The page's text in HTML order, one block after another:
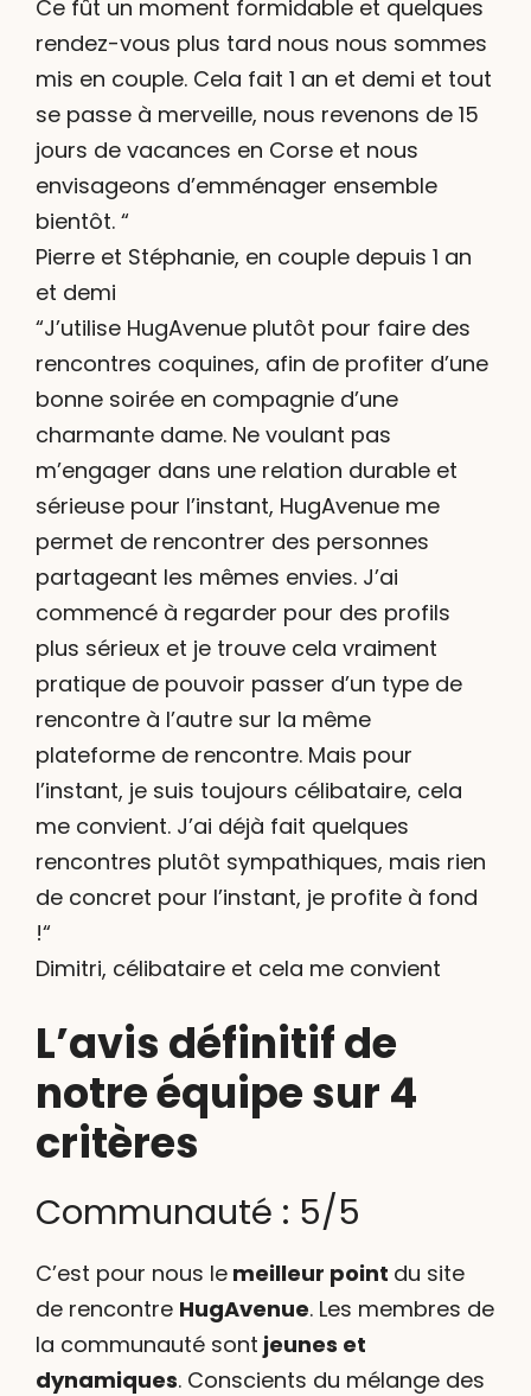
Ce fût un moment formidable et quelques
rendez-vous plus tard nous nous sommes
mis en couple. Cela fait 1 an et demi et tout
se passe à merveille, nous revenons de 15
jours de vacances en Corse et nous
envisageons d’emménager ensemble
bientôt. “
Pierre et Stéphanie, en couple depuis 1 an
et demi
“J’utilise HugAvenue plutôt pour faire des
rencontres coquines, afin de profiter d’une
bonne soirée en compagnie d’une
charmante dame. Ne voulant pas
m’engager dans une relation durable et
sérieuse pour l’instant, HugAvenue me
permet de rencontrer des personnes
partageant les mêmes envies. J’ai
commencé à regarder pour des profils
plus sérieux et je trouve cela vraiment
pratique de pouvoir passer d’un type de
rencontre à l’autre sur la même
plateforme de rencontre. Mais pour
l’instant, je suis toujours célibataire, cela
me convient. J’ai déjà fait quelques
rencontres plutôt sympathiques, mais rien
de concret pour l’instant, je profite à fond
!“
Dimitri, célibataire et cela me convient
L’avis définitif de
notre équipe sur 4
critères
Communauté : 5/5
C’est pour nous le meilleur point du site
de rencontre HugAvenue. Les membres de
la communauté sont jeunes et
dynamiques. Conscients du mélange des